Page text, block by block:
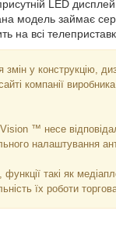
LED
модель займає
на всі
у конструкцію,
компанії
™ несе
налаштування
такі як
їх роботи